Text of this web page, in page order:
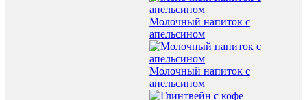
Молочный напиток с
апельсином
Молочный напиток с
апельсином